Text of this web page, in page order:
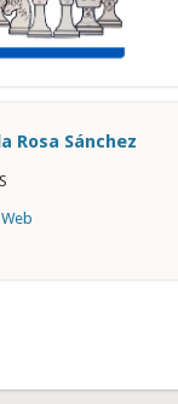
Rosa Sánchez